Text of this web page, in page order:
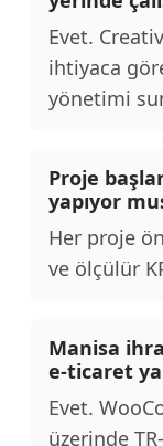
Evet.
ihtiyaca
yönetimi
Proje
yapıyor
Her proje
ve ölçülür
Manisa
e-ticaret
Evet.
üzerinde